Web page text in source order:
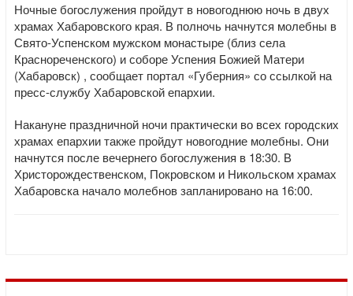
Ночные богослужения пройдут в новогоднюю ночь в двух
храмах Хабаровского края. В полночь начнутся молебны в
Свято-Успенском мужском монастыре (близ села
Краснореченского) и соборе Успения Божией Матери
(Хабаровск) , сообщает портал «Губерния» со ссылкой на
пресс-службу Хабаровской епархии.
Накануне праздничной ночи практически во всех городских
храмах епархии также пройдут новогодние молебны. Они
начнутся после вечернего богослужения в 18:30. В
Христорождественском, Покровском и Никольском храмах
Хабаровска начало молебнов запланировано на 16:00.